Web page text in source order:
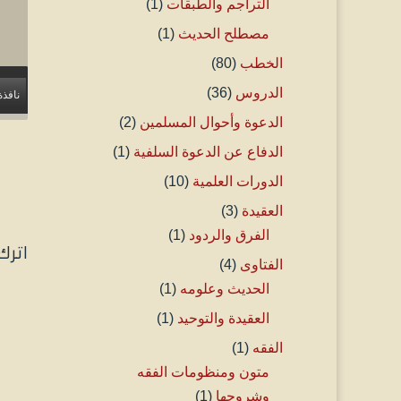
التراجم والطبقات (1)
مصطلح الحديث (1)
الخطب (80)
الدروس (36)
الدعوة وأحوال المسلمين (2)
الدفاع عن الدعوة السلفية (1)
الدورات العلمية (10)
العقيدة (3)
الفرق والردود (1)
الفتاوى (4)
الحديث وعلومه (1)
العقيدة والتوحيد (1)
الفقه (1)
متون ومنظومات الفقه
وشروحها (1)